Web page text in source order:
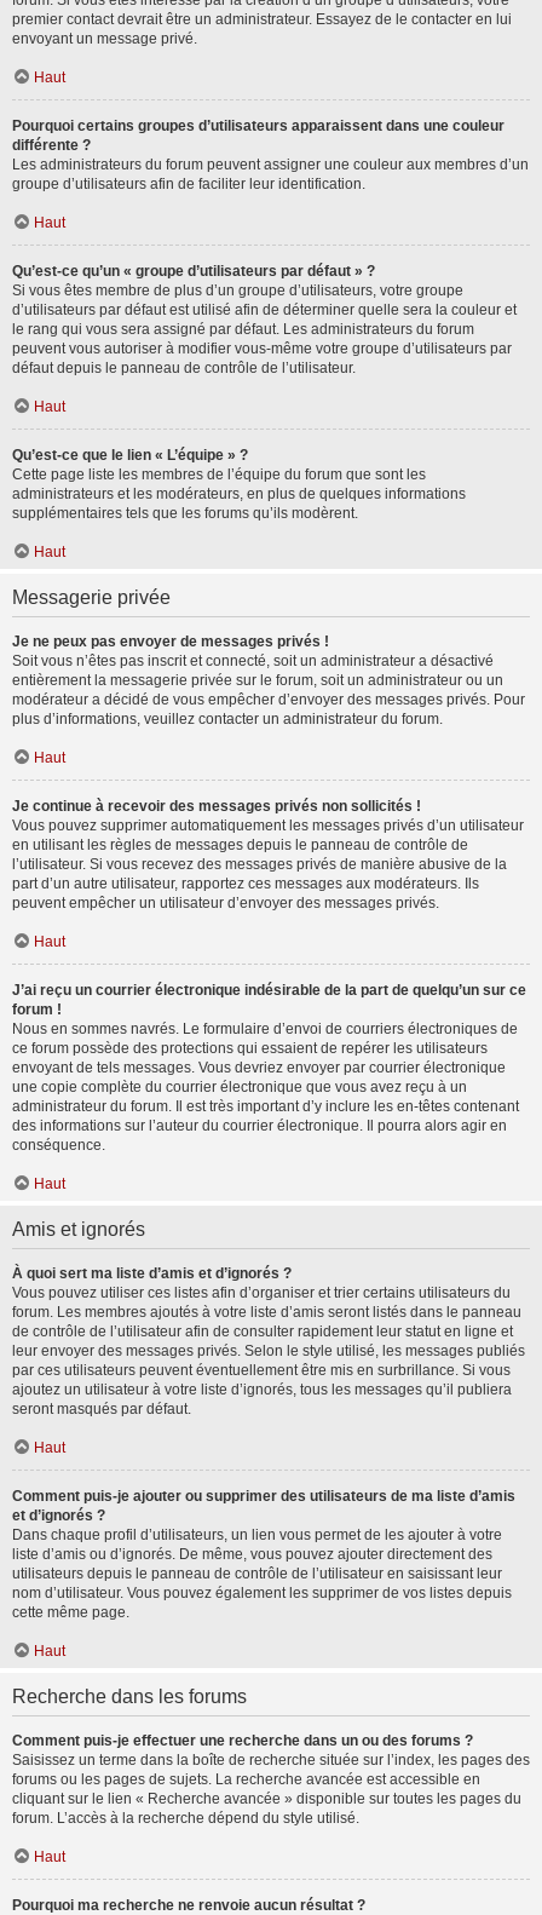
premier contact devrait être un administrateur. Essayez de le contacter en lui
envoyant un message privé.
Haut
Pourquoi certains groupes d’utilisateurs apparaissent dans une couleur
différente ?
Les administrateurs du forum peuvent assigner une couleur aux membres d’un
groupe d’utilisateurs afin de faciliter leur identification.
Haut
Qu’est-ce qu’un « groupe d’utilisateurs par défaut » ?
Si vous êtes membre de plus d’un groupe d’utilisateurs, votre groupe
d’utilisateurs par défaut est utilisé afin de déterminer quelle sera la couleur et
le rang qui vous sera assigné par défaut. Les administrateurs du forum
peuvent vous autoriser à modifier vous-même votre groupe d’utilisateurs par
défaut depuis le panneau de contrôle de l’utilisateur.
Haut
Qu’est-ce que le lien « L’équipe » ?
Cette page liste les membres de l’équipe du forum que sont les
administrateurs et les modérateurs, en plus de quelques informations
supplémentaires tels que les forums qu’ils modèrent.
Haut
Messagerie privée
Je ne peux pas envoyer de messages privés !
Soit vous n’êtes pas inscrit et connecté, soit un administrateur a désactivé
entièrement la messagerie privée sur le forum, soit un administrateur ou un
modérateur a décidé de vous empêcher d’envoyer des messages privés. Pour
plus d’informations, veuillez contacter un administrateur du forum.
Haut
Je continue à recevoir des messages privés non sollicités !
Vous pouvez supprimer automatiquement les messages privés d’un utilisateur
en utilisant les règles de messages depuis le panneau de contrôle de
l’utilisateur. Si vous recevez des messages privés de manière abusive de la
part d’un autre utilisateur, rapportez ces messages aux modérateurs. Ils
peuvent empêcher un utilisateur d’envoyer des messages privés.
Haut
J’ai reçu un courrier électronique indésirable de la part de quelqu’un sur ce
forum !
Nous en sommes navrés. Le formulaire d’envoi de courriers électroniques de
ce forum possède des protections qui essaient de repérer les utilisateurs
envoyant de tels messages. Vous devriez envoyer par courrier électronique
une copie complète du courrier électronique que vous avez reçu à un
administrateur du forum. Il est très important d’y inclure les en-têtes contenant
des informations sur l’auteur du courrier électronique. Il pourra alors agir en
conséquence.
Haut
Amis et ignorés
À quoi sert ma liste d’amis et d’ignorés ?
Vous pouvez utiliser ces listes afin d’organiser et trier certains utilisateurs du
forum. Les membres ajoutés à votre liste d’amis seront listés dans le panneau
de contrôle de l’utilisateur afin de consulter rapidement leur statut en ligne et
leur envoyer des messages privés. Selon le style utilisé, les messages publiés
par ces utilisateurs peuvent éventuellement être mis en surbrillance. Si vous
ajoutez un utilisateur à votre liste d’ignorés, tous les messages qu’il publiera
seront masqués par défaut.
Haut
Comment puis-je ajouter ou supprimer des utilisateurs de ma liste d’amis
et d’ignorés ?
Dans chaque profil d’utilisateurs, un lien vous permet de les ajouter à votre
liste d’amis ou d’ignorés. De même, vous pouvez ajouter directement des
utilisateurs depuis le panneau de contrôle de l’utilisateur en saisissant leur
nom d’utilisateur. Vous pouvez également les supprimer de vos listes depuis
cette même page.
Haut
Recherche dans les forums
Comment puis-je effectuer une recherche dans un ou des forums ?
Saisissez un terme dans la boîte de recherche située sur l’index, les pages des
forums ou les pages de sujets. La recherche avancée est accessible en
cliquant sur le lien « Recherche avancée » disponible sur toutes les pages du
forum. L’accès à la recherche dépend du style utilisé.
Haut
Pourquoi ma recherche ne renvoie aucun résultat ?